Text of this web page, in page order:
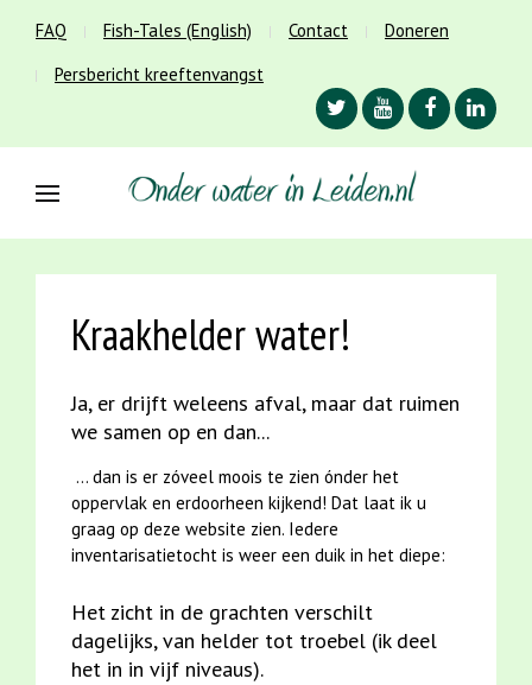
FAQ Fish-Tales (English) Contact
Doneren
Persbericht kreeftenvangst
Kraakhelder water!
Ja, er drijft weleens afval, maar dat ruimen
we samen op en dan...
... dan is er zóveel moois te zien ónder het
oppervlak en erdoorheen kijkend! Dat laat ik u
graag op deze website zien. Iedere
inventarisatietocht is weer een duik in het diepe:
Het zicht in de grachten verschilt
dagelijks, van helder tot troebel (ik deel
het in in vijf niveaus).